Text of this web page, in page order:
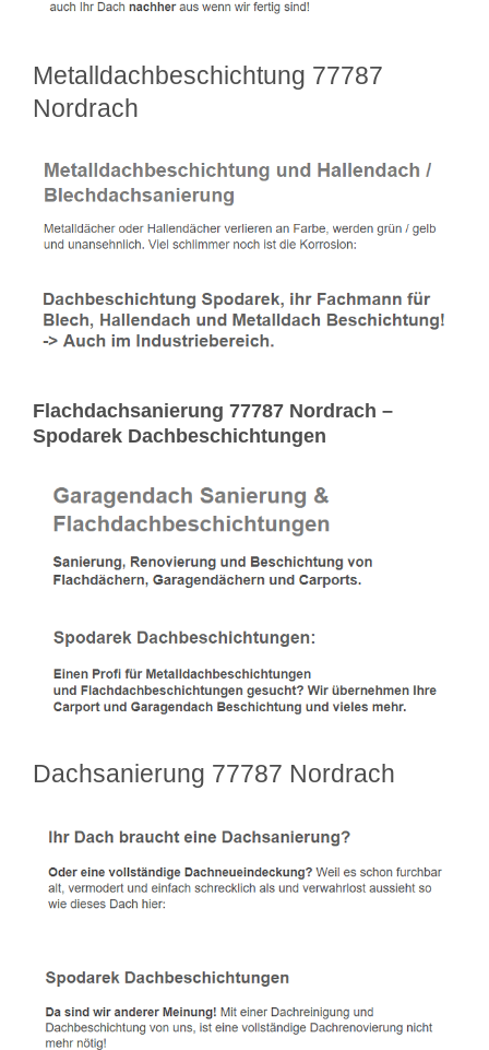
Metalldachbeschichtung 77787
Nordrach
Flachdachsanierung 77787 Nordrach –
Spodarek Dachbeschichtungen
Dachsanierung 77787 Nordrach